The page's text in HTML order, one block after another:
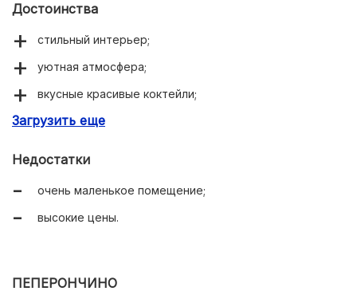
Достоинства
стильный интерьер;
уютная атмосфера;
вкусные красивые коктейли;
необычные блюда;
Загрузить еще
Недостатки
очень маленькое помещение;
высокие цены.
ПЕПЕРОНЧИНО